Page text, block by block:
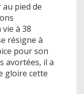
pied de
à 38
résigne à
pour son
avortées, il a
gloire cette